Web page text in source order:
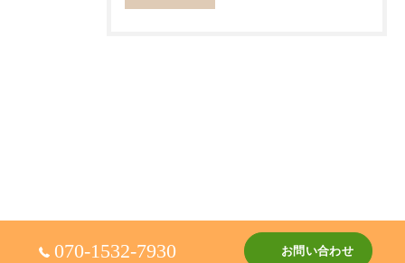
070-1532-7930 お問い合わせ